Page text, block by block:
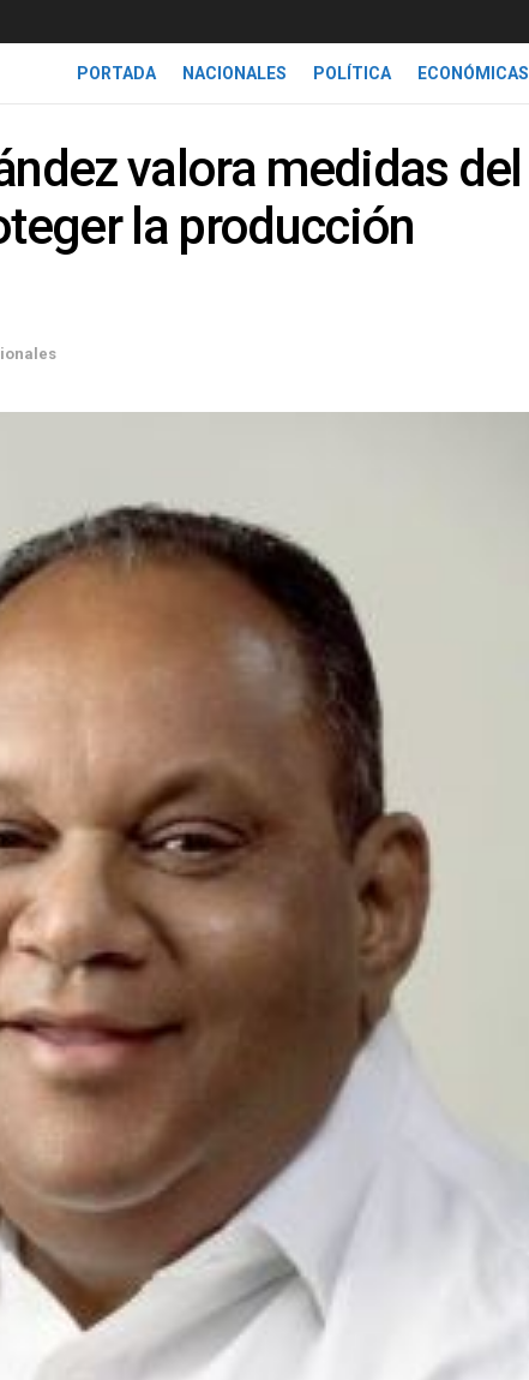
PORTADA NACIONALES POLÍTICA ECONÓMICAS
valora medidas del
la producción